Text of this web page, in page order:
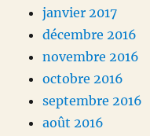
janvier 2017
décembre 2016
novembre 2016
octobre 2016
septembre 2016
août 2016